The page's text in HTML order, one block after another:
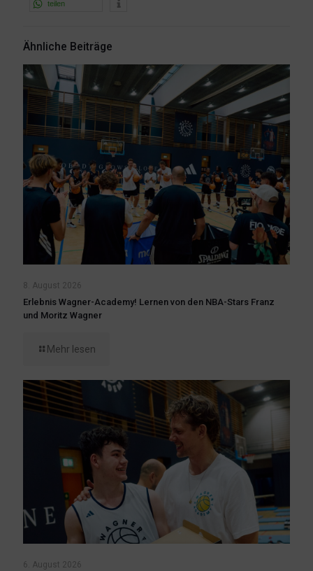
teilen
Ähnliche Beiträge
8. August 2026
Erlebnis Wagner-Academy! Lernen von den NBA-Stars Franz
und Moritz Wagner
Mehr lesen
6. August 2026